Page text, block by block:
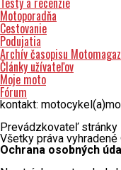
Motoporadňa
Cestovanie
Podujatia
Archív časopisu
Články užívateľov
Moje moto
Fórum
kontakt:
Prevádzkovateľ stránky
Všetky práva
Ochrana osobných